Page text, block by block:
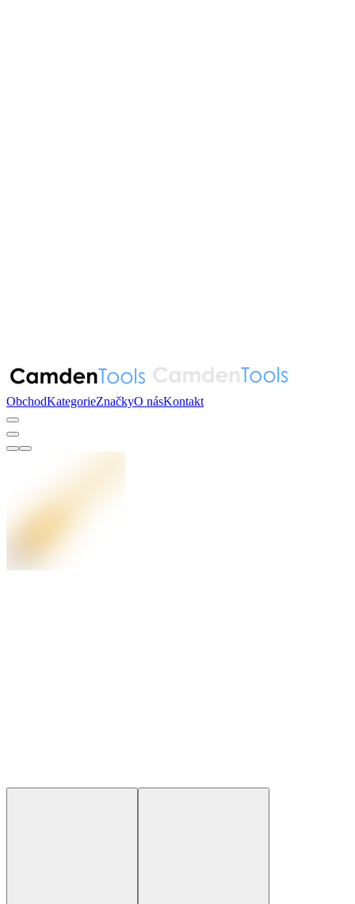
ObchodKategorieZnačkyO násKontakt